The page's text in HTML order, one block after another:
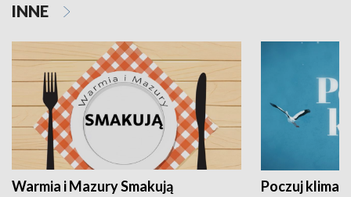
INNE
Warmia i Mazury Smakują Poczuj klimat